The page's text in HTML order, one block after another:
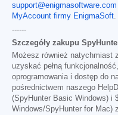
support@enigmasoftware.com
MyAccount firmy EnigmaSoft.
------
Szczegóły zakupu
Możesz również natychmiast
uzyskać pełną
oprogramowania i dostęp do
pośrednictwem naszego
(SpyHunter Basic Windows) i
Windows/SpyHunter for Mac)